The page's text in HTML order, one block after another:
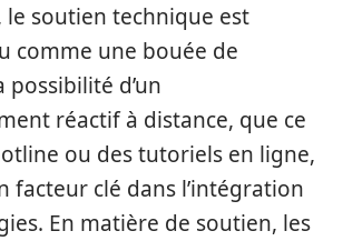
soutien technique est
comme une bouée de
possibilité d’un
réactif à distance, que ce
ou des tutoriels en ligne,
facteur clé dans l’intégration
En matière de soutien, les